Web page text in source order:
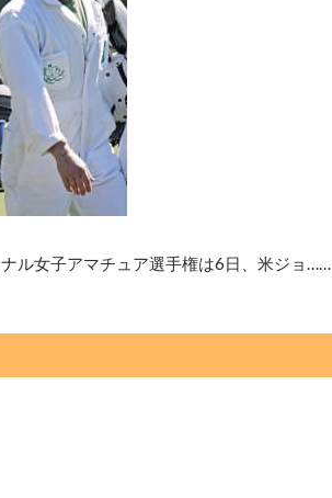
ル女子アマチュア選手権は6日、米ジョ……